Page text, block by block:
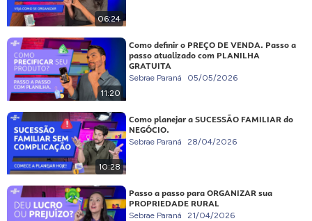
06:24
11:20
Como definir o PREÇO DE VENDA. Passo a
passo atualizado com PLANILHA
GRATUITA
Sebrae Paraná 05/05/2026
10:28
Como planejar a SUCESSÃO FAMILIAR do
NEGÓCIO.
Sebrae Paraná 28/04/2026
Passo a passo para ORGANIZAR sua
PROPRIEDADE RURAL
Sebrae Paraná 21/04/2026